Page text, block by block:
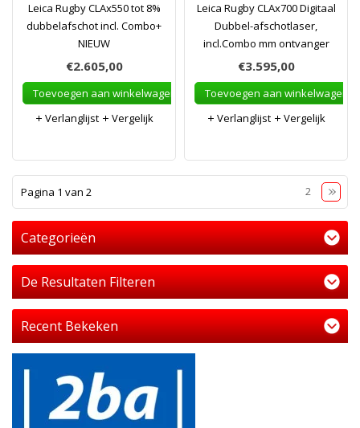
Leica Rugby CLAx550 tot 8%
dubbelafschot incl. Combo+
NIEUW
€2.605,00
Toevoegen aan winkelwagen
Verlanglijst
Vergelijk
Leica Rugby CLAx700 Digitaal
Dubbel-afschotlaser,
incl.Combo mm ontvanger
€3.595,00
Toevoegen aan winkelwagen
Verlanglijst
Vergelijk
Pagina 1 van 2 2
Categorieën
De Resultaten Filteren
Recent Bekeken